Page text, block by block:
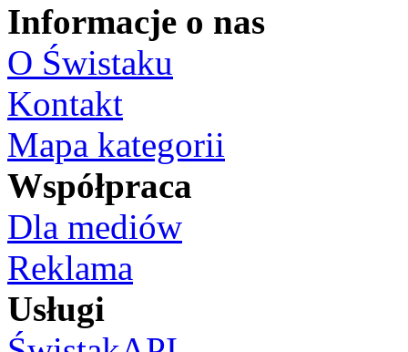
Informacje o nas
O Świstaku
Kontakt
Mapa kategorii
Współpraca
Dla mediów
Reklama
Usługi